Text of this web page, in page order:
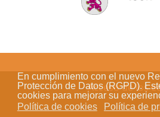
En cumplimiento con el nuevo
Protección de Datos (RGPD).
cookies para mejorar su
Política de cookies
Política de
Acceso de los